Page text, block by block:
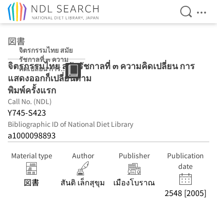
Open
図書
จิตรกรรมไทย สมัย
รัชกาลที่ ๓ ความ
คิดเปลี่ยน การ
แสดงออกก็เปลี่ยน
ตาม พิมพ์ครั้งแรก
จิตรกรรมไทย สมัยรัชกาลที่ ๓ ความคิดเปลี่ยน การ
แสดงออกก็เปลี่ยนตาม
พิมพ์ครั้งแรก
Call No. (NDL)
Y745-S423
Bibliographic ID of National Diet Library
a1000098893
Material type
図書
Author
สันติ เล็กสุขุม
Publisher
เมืองโบราณ
Publication
date
2548 [2005]